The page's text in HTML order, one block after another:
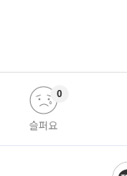
슬퍼요
0